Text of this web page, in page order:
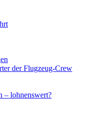
der Flugzeug-Crew
– lohnenswert?